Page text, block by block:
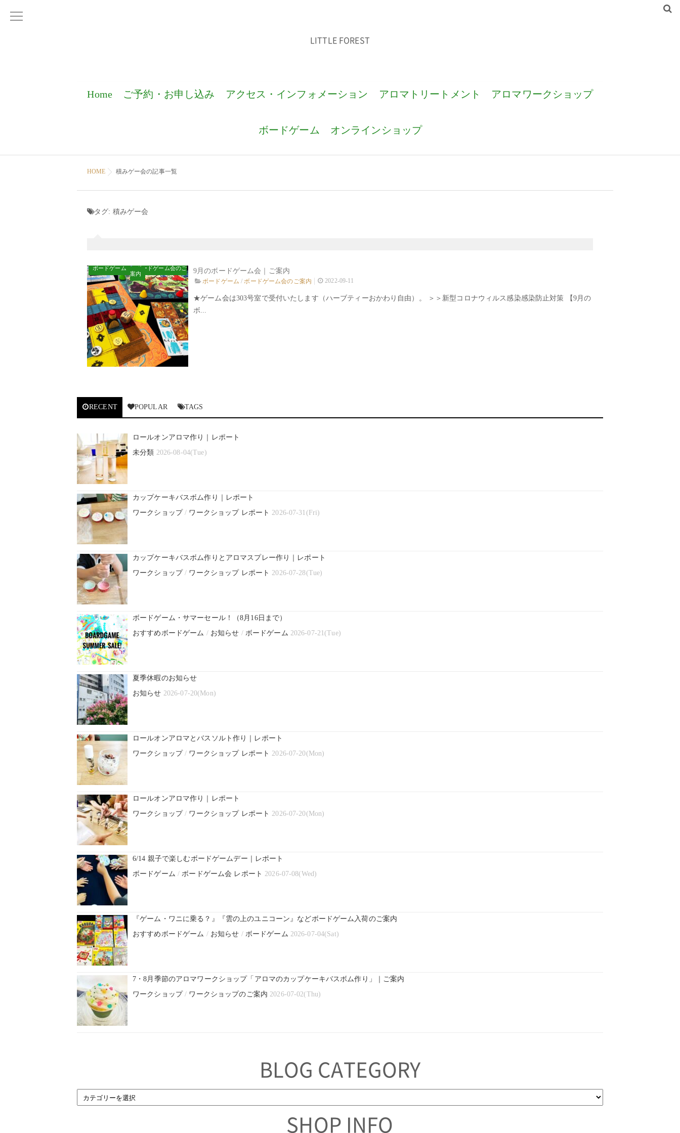
LITTLE FOREST
Home ご予約・お申し込み アクセス・インフォメーション アロマトリートメント アロマワークショップ
ボードゲーム オンラインショップ
HOME 積みゲー会の記事一覧
タグ: 積みゲー会
ボードゲーム
ボードゲーム会のご
案内
9月のボードゲーム会｜ご案内
ボードゲーム /ボードゲーム会のご案内 2022-09-11
★ゲーム会は303号室で受付いたします（ハーブティーおかわり自由）。 ＞＞新型コロナウィルス感染感染防止対策 【9月の
ボ...
RECENT POPULAR TAGS
ロールオンアロマ作り｜レポート
未分類 2026-08-04(Tue)
カップケーキバスボム作り｜レポート
ワークショップ/ ワークショップ レポート 2026-07-31(Fri)
カップケーキバスボム作りとアロマスプレー作り｜レポート
ワークショップ/ ワークショップ レポート 2026-07-28(Tue)
ボードゲーム・サマーセール！（8月16日まで）
おすすめボードゲーム / お知らせ / ボードゲーム 2026-07-21(Tue)
夏季休暇のお知らせ
お知らせ 2026-07-20(Mon)
ロールオンアロマとバスソルト作り｜レポート
ワークショップ/ ワークショップ レポート 2026-07-20(Mon)
ロールオンアロマ作り｜レポート
ワークショップ/ ワークショップ レポート 2026-07-20(Mon)
6/14 親子で楽しむボードゲームデー｜レポート
ボードゲーム /ボードゲーム会 レポート 2026-07-08(Wed)
『ゲーム・ワニに乗る？』『雲の上のユニコーン』などボードゲーム入荷のご案内
おすすめボードゲーム / お知らせ / ボードゲーム 2026-07-04(Sat)
7・8月季節のアロマワークショップ「アロマのカップケーキバスボム作り」｜ご案内
ワークショップ/ ワークショップのご案内 2026-07-02(Thu)
BLOG CATEGORY
BLOG
CATEGORY
SHOP INFO